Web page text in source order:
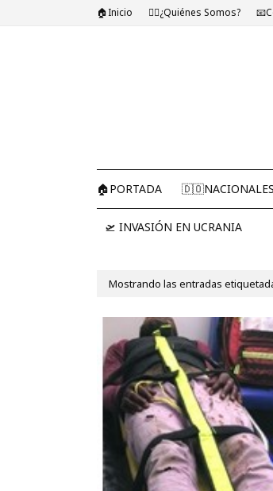
🏠Inicio 🤷‍♂️¿Quiénes Somos?
🏠PORTADA 🇩🇴NACIONALES
🛫 INVASIÓN EN UCRANIA
Mostrando las entradas